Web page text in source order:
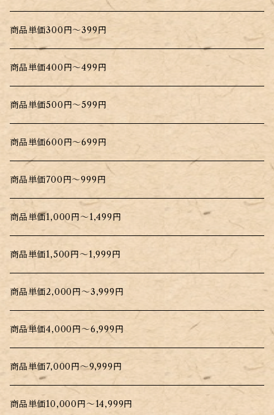
商品単価300円～399円
商品単価400円～499円
商品単価500円～599円
商品単価600円～699円
商品単価700円～999円
商品単価1,000円～1,499円
商品単価1,500円～1,999円
商品単価2,000円～3,999円
商品単価4,000円～6,999円
商品単価7,000円～9,999円
商品単価10,000円～14,999円